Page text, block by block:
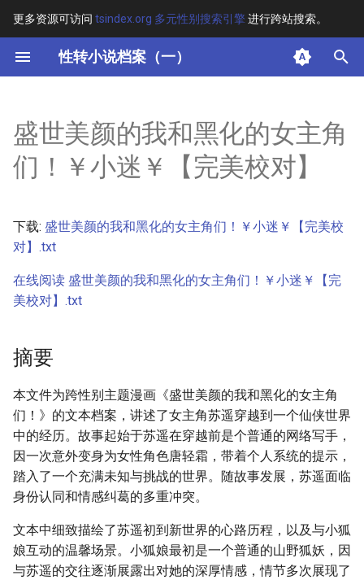
更多资源可访问 tsindex.org 多元性别搜索引擎进行跨站搜索。
性转小说档案（一）
键
开
始
索
其他信息 [Processed Page
Metadata]
盛世美颜的我和黑化的女主角
们！￥小迷￥【完美校对】
下载: 盛世美颜的我和黑化的女主角们！￥小迷￥【完美校
对】.txt
在线阅读 盛世美颜的我和黑化的女主角们！￥小迷￥【完
美校对】.txt
摘要
本文件为跨性别主题漫画《盛世美颜的我和黑化的女主角
们！》的文本档案，讲述了女主角苏遥穿越到一个仙侠世界
中的经历。故事起始于苏遥在穿越前是个普通的网络写手，
因一次意外变身为女性角色唐轻霜，带着个人系统的提示，
踏入了一个充满未知与挑战的世界。随故事发展，苏遥面临
身份认同和情感纠葛的多重冲突。
文本中细致描绘了苏遥初到新世界的心路历程，以及与小狐
娘互动的温馨场景。小狐娘最初是一个普通的山野狐妖，因
与苏遥的交往逐渐展露出对她的深厚情感，情节多次展现了